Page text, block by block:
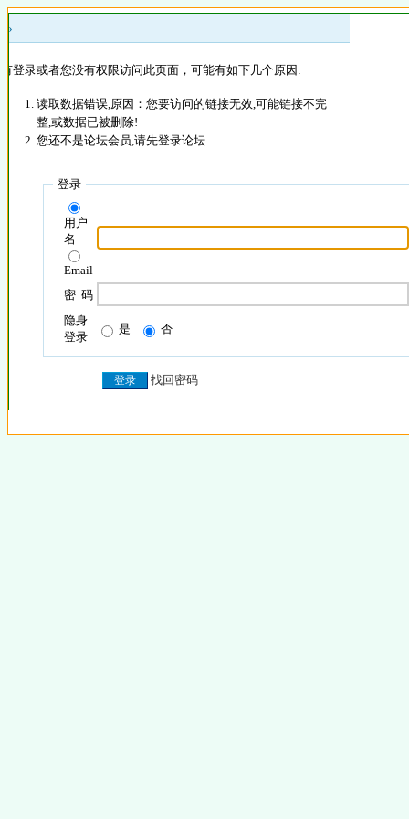
»
登录或者您没有权限访问此页面，可能有如下几个原因:
读取数据错误,原因：您要访问的链接无效,可能链接不完
整,或数据已被删除!
您还不是论坛会员,请先登录论坛
登录
用户
名
Email
密 码
隐身
登录
是 否
找回密码